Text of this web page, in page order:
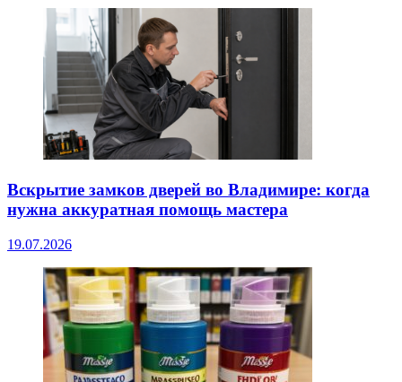
Вскрытие замков дверей во Владимире: когда
нужна аккуратная помощь мастера
19.07.2026